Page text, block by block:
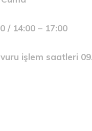
/ 14:00 – 17:00
işlem saatleri